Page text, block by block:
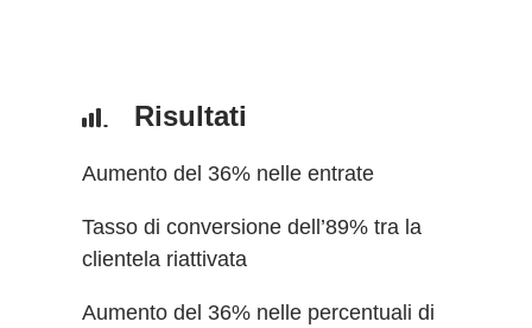
Risultati
Aumento del 36% nelle entrate
Tasso di conversione dell’89% tra la
clientela riattivata
Aumento del 36% nelle percentuali di